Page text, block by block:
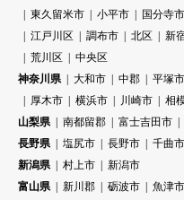
東久留米市
小平市 国分寺市
江戸川区
調布市 北区 新
荒川区
中央区
神奈川県
大和市 中郡 平塚市
厚木市
横浜市 川崎市 相
山梨県
南都留郡 富士吉田市
長野県
塩尻市 長野市
千曲市
新潟県
村上市
新潟市
富山県
新川郡 砺波市
魚津市